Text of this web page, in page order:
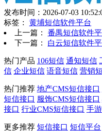
发布时间：2026-07-03
标签： 黄埔短信软件平台
上一篇： 番禺短信软件
下一篇： 白云短信软件
热门产品 106短信 通知短信
信 企业短信 语音短信 营销
热门推荐 地产CMS短信接口
短信接口 服饰CMS短信接口
接口 行业CMS短信接口 手
更多推荐 短信接口 短信平台